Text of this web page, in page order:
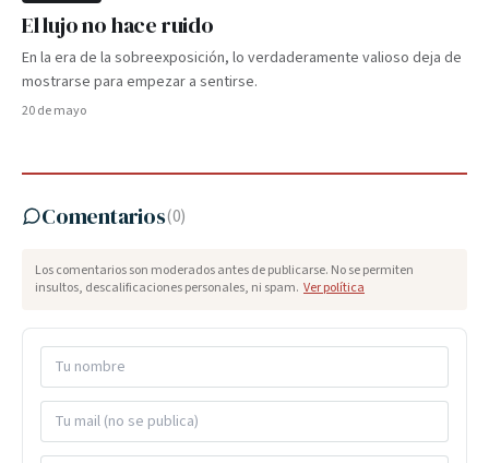
El lujo no hace ruido
En la era de la sobreexposición, lo verdaderamente valioso deja de
mostrarse para empezar a sentirse.
20 de mayo
Comentarios(0)
Los comentarios son moderados antes de publicarse. No se permiten
insultos, descalificaciones personales, ni spam. Ver política